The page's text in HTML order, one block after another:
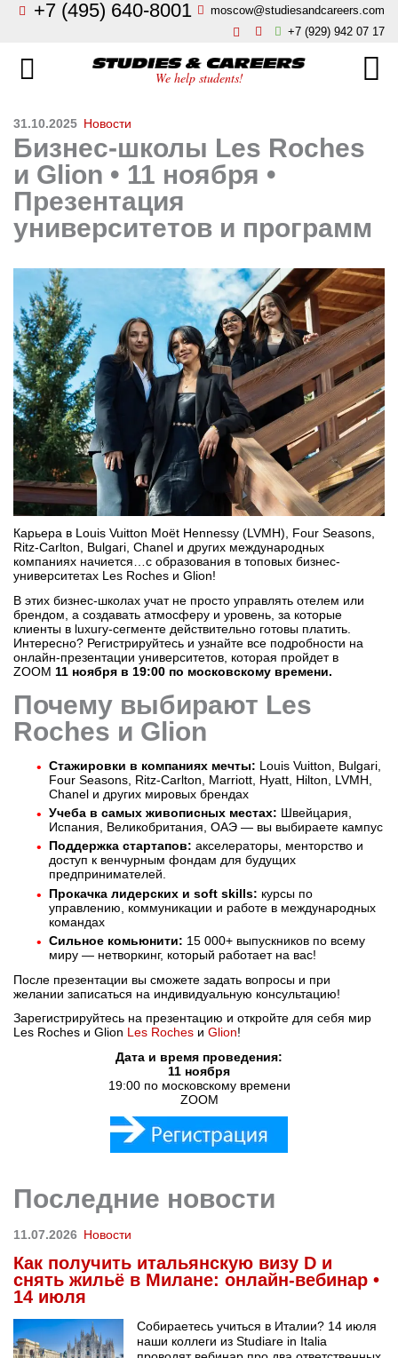
+7 (495) 640-8001
moscow@studiesandcareers.com
+7 (929) 942 07 17
We help students!
Бизнес, менеджмент, финансы
Искусство, мода, дизайн
Архитектура и инжиниринг
Гостиничный бизнес, туризм
Кулинарное искусство
Бординговые школы
Другие направления
31.10.2025 Новости
Бизнес-школы Les Roches
и Glion • 11 ноября •
Презентация
университетов и программ
Карьера в Louis Vuitton Moët Hennessy (LVMH), Four Seasons,
Ritz-Carlton, Bulgari, Chanel и других международных
компаниях начиется…с образования в топовых бизнес-
университетах Les Roches и Glion!
В этих бизнес-школах учат не просто управлять отелем или
брендом, а создавать атмосферу и уровень, за которые
клиенты в luxury-сегменте действительно готовы платить.
Интересно? Регистрируйтесь и узнайте все подробности на
онлайн-презентации университетов, которая пройдет в
ZOOM 11 ноября в 19:00 по московскому времени.
Почему выбирают Les
Roches и Glion
Стажировки в компаниях мечты: Louis Vuitton, Bulgari,
Four Seasons, Ritz-Carlton, Marriott, Hyatt, Hilton, LVMH,
Chanel и других мировых брендах
Учеба в самых живописных местах: Швейцария,
Испания, Великобритания, ОАЭ — вы выбираете кампус
Поддержка стартапов: акселераторы, менторство и
доступ к венчурным фондам для будущих
предпринимателей.
Прокачка лидерских и soft skills: курсы по
управлению, коммуникации и работе в международных
командах
Сильное комьюнити: 15 000+ выпускников по всему
миру — нетворкинг, который работает на вас!
После презентации вы сможете задать вопросы и при
желании записаться на индивидуальную консультацию!
Зарегистрируйтесь на презентацию и откройте для себя мир
Les Roches и Glion Les Roches и Glion!
Дата и время проведения:
11 ноября
19:00 по московскому времени
ZOOM
Последние новости
11.07.2026 Новости
Как получить итальянскую визу D и
снять жильё в Милане: онлайн-вебинар •
14 июля
Собираетесь учиться в Италии? 14 июля
наши коллеги из Studiare in Italia
Главная
Направления
О нас
Новости
Блог
Отзывы
Контакты